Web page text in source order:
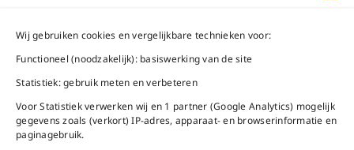
Wij gebruiken cookies en vergelijkbare technieken voor:
Functioneel (noodzakelijk): basiswerking van de site
Statistiek: gebruik meten en verbeteren
Voor Statistiek verwerken wij en 1 partner (Google Analytics) mogelijk
gegevens zoals (verkort) IP-adres, apparaat- en browserinformatie en
paginagebruik.
Bel ons
Mail ons
Na openingstijden
bereikbaar via
5020480